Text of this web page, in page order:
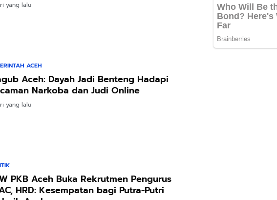
yang lalu
ACEH
Aceh: Dayah Jadi Benteng Hadapi
Narkoba dan Judi Online
yang lalu
PKB Aceh Buka Rekrutmen Pengurus
HRD: Kesempatan bagi Putra-Putri